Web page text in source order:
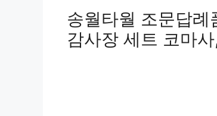
송월타월 조문답
감사장 세트 코마